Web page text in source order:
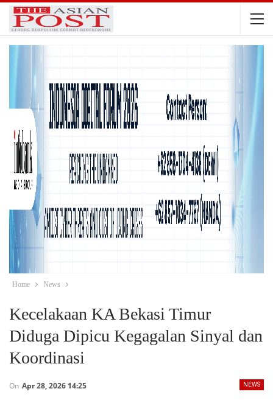
Home News
Kecelakaan KA Bekasi Timur
Diduga Dipicu Kegagalan Sinyal dan
Koordinasi
NEWS
On Apr 28, 2026 14:25